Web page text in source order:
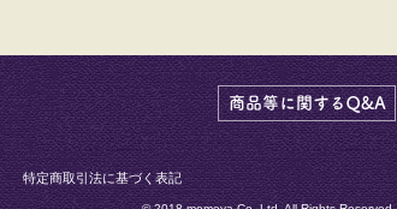
特定商取引法に基づく表記